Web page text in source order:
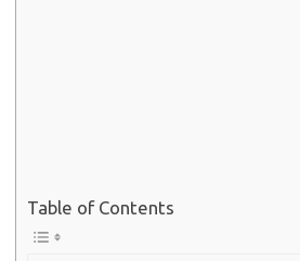
Table of Contents